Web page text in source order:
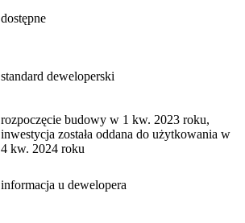
dostępne
standard deweloperski
rozpoczęcie budowy w 1 kw. 2023 roku,
inwestycja została oddana do użytkowania w
4 kw. 2024 roku
informacja u dewelopera